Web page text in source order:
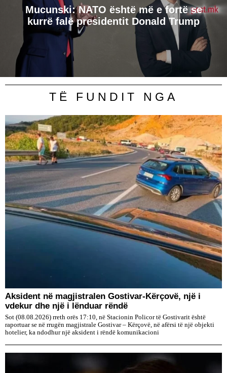
Mucunski: NATO është më e fortë se
kurrë falë presidentit Donald Trump
TË FUNDIT NGA
Aksident në magjistralen Gostivar-Kërçovë, një i
vdekur dhe një i lënduar rëndë
Sot (08.08.2026) rreth orës 17:10, në Stacionin Policor të Gostivarit është
raportuar se në rrugën magjistrale Gostivar – Kërçovë, në afërsi të një objekti
hotelier, ka ndodhur një aksident i rëndë komunikacioni